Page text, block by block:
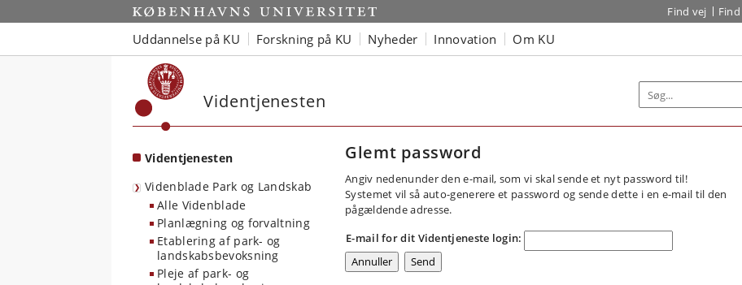
Start Find vej
Uddannelse på KU Forskning på KU Nyheder Innovation Om KU
Videntjenesten
Videntjenesten
Videnblade Park og Landskab
Alle Videnblade
Planlægning og forvaltning
Etablering af park- og
landskabsbevoksning
Pleje af park- og
Glemt password
Angiv nedenunder den e-mail, som vi skal sende et nyt password til!
Systemet vil så auto-generere et password og sende dette i en e-mail til den
pågældende adresse.
E-mail for dit Videntjeneste login: